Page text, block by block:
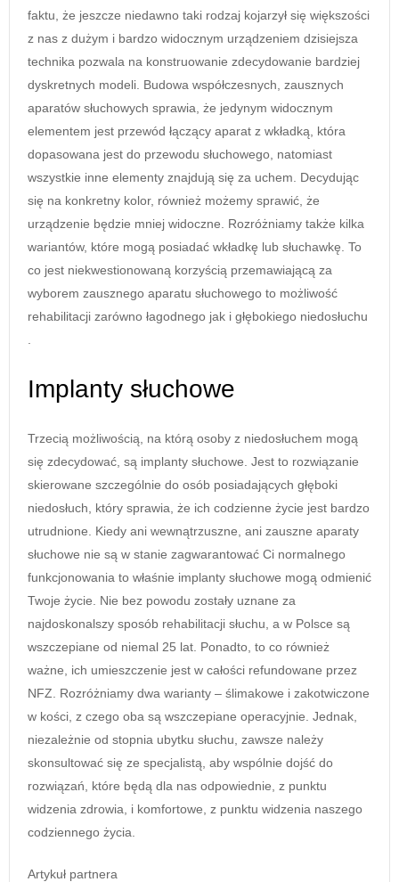
faktu, że jeszcze niedawno taki rodzaj kojarzył się większości
z nas z dużym i bardzo widocznym urządzeniem dzisiejsza
technika pozwala na konstruowanie zdecydowanie bardziej
dyskretnych modeli. Budowa współczesnych, zausznych
aparatów słuchowych sprawia, że jedynym widocznym
elementem jest przewód łączący aparat z wkładką, która
dopasowana jest do przewodu słuchowego, natomiast
wszystkie inne elementy znajdują się za uchem. Decydując
się na konkretny kolor, również możemy sprawić, że
urządzenie będzie mniej widoczne. Rozróżniamy także kilka
wariantów, które mogą posiadać wkładkę lub słuchawkę. To
co jest niekwestionowaną korzyścią przemawiającą za
wyborem zausznego aparatu słuchowego to możliwość
rehabilitacji zarówno łagodnego jak i głębokiego niedosłuchu
Implanty słuchowe
Trzecią możliwością, na którą osoby z niedosłuchem mogą
się zdecydować, są implanty słuchowe. Jest to rozwiązanie
skierowane szczególnie do osób posiadających głęboki
niedosłuch, który sprawia, że ich codzienne życie jest bardzo
utrudnione. Kiedy ani wewnątrzuszne, ani zauszne aparaty
słuchowe nie są w stanie zagwarantować Ci normalnego
funkcjonowania to właśnie implanty słuchowe mogą odmienić
Twoje życie. Nie bez powodu zostały uznane za
najdoskonalszy sposób rehabilitacji słuchu, a w Polsce są
wszczepiane od niemal 25 lat. Ponadto, to co również
ważne, ich umieszczenie jest w całości refundowane przez
NFZ. Rozróżniamy dwa warianty – ślimakowe i zakotwiczone
w kości, z czego oba są wszczepiane operacyjnie. Jednak,
niezależnie od stopnia ubytku słuchu, zawsze należy
skonsultować się ze specjalistą, aby wspólnie dojść do
rozwiązań, które będą dla nas odpowiednie, z punktu
widzenia zdrowia, i komfortowe, z punktu widzenia naszego
codziennego życia.
Artykuł partnera